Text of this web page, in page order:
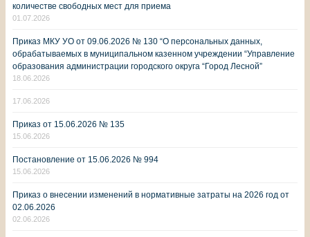
количестве свободных мест для приема
01.07.2026
Приказ МКУ УО от 09.06.2026 № 130 “О персональных данных,
обрабатываемых в муниципальном казенном учреждении “Управление
образования администрации городского округа “Город Лесной”
18.06.2026
17.06.2026
Приказ от 15.06.2026 № 135
15.06.2026
Постановление от 15.06.2026 № 994
15.06.2026
Приказ о внесении изменений в нормативные затраты на 2026 год от
02.06.2026
02.06.2026